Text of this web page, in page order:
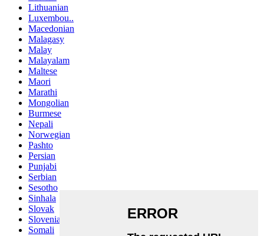
Lithuanian
Luxembou..
Macedonian
Malagasy
Malay
Malayalam
Maltese
Maori
Marathi
Mongolian
Burmese
Nepali
Norwegian
Pashto
Persian
Punjabi
Serbian
Sesotho
Sinhala
Slovak
Slovenian
Somali